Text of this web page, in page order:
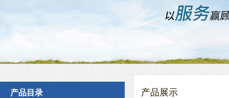
产品目录 产品展示